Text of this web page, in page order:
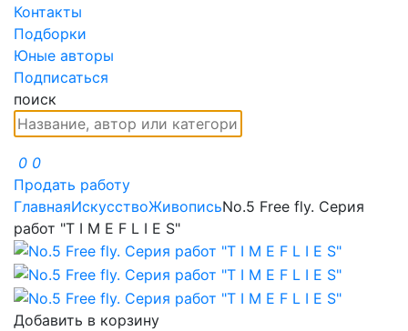
Контакты
Подборки
Юные авторы
Подписаться
поиск
0 0
Продать работу
ГлавнаяИскусствоЖивописьNo.5 Free fly. Серия
работ "T I M E F L I E S"
Добавить в корзину